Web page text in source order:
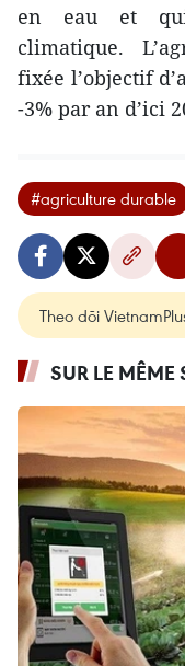
en eau et qui
climatique.
fixée l’objectif
-3% par an d’ici
#agriculture durable
Theo dõi
SUR LE MÊME